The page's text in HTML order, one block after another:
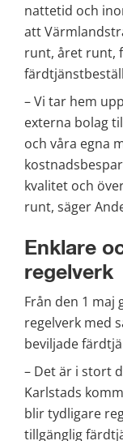
nattetid och
att
runt, året runt,
– Vi tar hem
externa bolag
och våra egna
kvalitet och
runt, säger
Enklare
regelverk
Från den 1 maj
regelverk med
beviljade
– Det är i stort
Karlstads
blir tydligare
tillgänglig